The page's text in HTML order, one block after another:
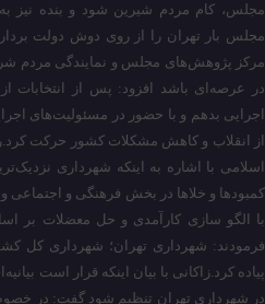
مجلس، کام مردم شیرین شود و بنده نیز
مجلس بار تهران را از روی دوش دولت
مرکز پژوهش‌های مجلس و نمایندگی مردم
در عرصه‌ای باشد افزود: پس از انتخابات
اجرایی بدهم و با حضور در مسئولیت‌های
از انقلاب و کاهش مشکلات کشور حرکت
اسلامی با اشاره به اینکه شهرداری
کمبود‌ها و خلا‌ها در بخش فرهنگی و اجتماعی
با الگو سازی کارآمدی و حل معضلات بر
فرمودند: شهرداری تهران؛ شهرداری کل
پیاده کرد.زاکانی با بیان اینکه قرار است
در شهرداری تهران تنظیم شود گفت: در